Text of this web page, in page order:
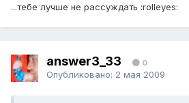
...тебе лучше не рассуждать :rolleyes:
answer3_33 0
Опубликовано: 2 мая 2009